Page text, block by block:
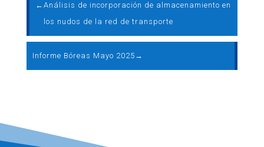
← Análisis de incorporación de almacenamiento en
los nudos de la red de transporte
Informe Bóreas Mayo 2025 →